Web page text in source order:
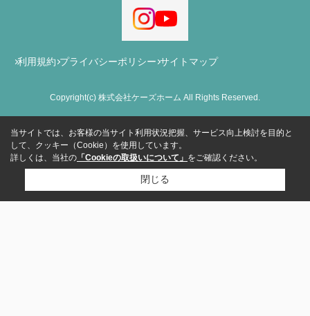
利用規約 プライバシーポリシー サイトマップ
Copyright(c) 株式会社ケーズホーム All Rights Reserved.
当サイトでは、お客様の当サイト利用状況把握、サービス向上検討を目的と
して、クッキー（Cookie）を使用しています。
詳しくは、当社の 「Cookieの取扱いについて」 をご確認ください。
閉じる